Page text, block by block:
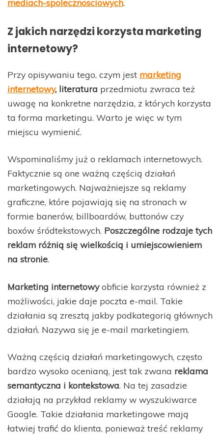
mediach-spolecznosciowych.
Z jakich narzędzi korzysta marketing
internetowy?
Przy opisywaniu tego, czym jest marketing
internetowy, literatura przedmiotu zwraca też
uwagę na konkretne narzędzia, z których korzysta
ta forma marketingu. Warto je więc w tym
miejscu wymienić.
Wspominaliśmy już o reklamach internetowych.
Faktycznie są one ważną częścią działań
marketingowych. Najważniejsze są reklamy
graficzne, które pojawiają się na stronach w
formie banerów, billboardów, buttonów czy
boxów śródtekstowych. Poszczególne rodzaje tych
reklam różnią się wielkością i umiejscowieniem
na stronie.
Marketing internetowyobficie korzysta również z
możliwości, jakie daje poczta e-mail. Takie
działania są zresztą jakby podkategorią głównych
działań. Nazywa się je e-mail marketingiem.
Ważną częścią działań marketingowych, często
bardzo wysoko ocenianą, jest tak zwana reklama
semantyczna i kontekstowa. Na tej zasadzie
działają na przykład reklamy w wyszukiwarce
Google. Takie działania marketingowe mają
łatwiej trafić do klienta, ponieważ treść reklamy